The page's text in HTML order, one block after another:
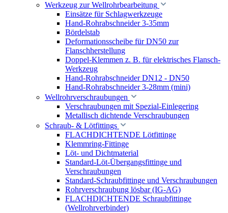
Werkzeug zur Wellrohrbearbeitung
Einsätze für Schlagwerkzeuge
Hand-Rohrabschneider 3-35mm
Bördelstab
Deformationsscheibe für DN50 zur
Flanschherstellung
Doppel-Klemmen z. B. für elektrisches Flansch-
Werkzeug
Hand-Rohrabschneider DN12 - DN50
Hand-Rohrabschneider 3-28mm (mini)
Wellrohrverschraubungen
Verschraubungen mit Spezial-Einlegering
Metallisch dichtende Verschraubungen
Schraub- & Lötfittings
FLACHDICHTENDE Lötfittinge
Klemmring-Fittinge
Löt- und Dichtmaterial
Standard-Löt-Übergangsfittinge und
Verschraubungen
Standard-Schraubfittinge und Verschraubungen
Rohrverschraubung lösbar (IG-AG)
FLACHDICHTENDE Schraubfittinge
(Wellrohrverbinder)